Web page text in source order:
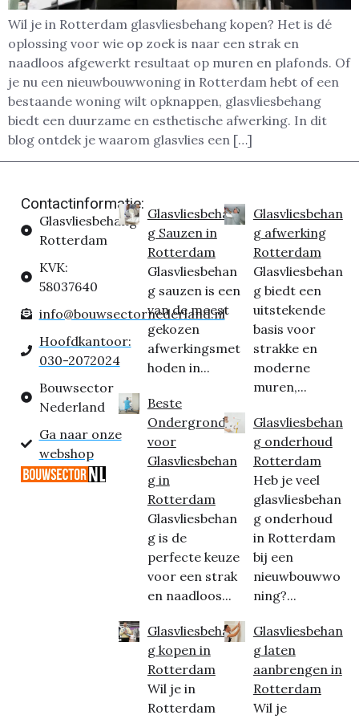
Wil je in Rotterdam glasvliesbehang kopen? Het is dé
oplossing voor wie op zoek is naar een strak en
naadloos afgewerkt resultaat op muren en plafonds. Of
je nu een nieuwbouwwoning in Rotterdam hebt of een
bestaande woning wilt opknappen, glasvliesbehang
biedt een duurzame en esthetische afwerking. In dit
blog ontdek je waarom glasvlies een […]
Contactinformatie:
Glasvliesbehang
Rotterdam
KVK:
58037640
info@bouwsectornederland.nl
Hoofdkantoor:
030-2072024
Bouwsector
Nederland
Ga naar onze
webshop
Glasvliesbehan
g Sauzen in
Rotterdam
Glasvliesbehan
g sauzen is een
van de meest
gekozen
afwerkingsmet
hoden in...
Beste
Ondergrond
voor
Glasvliesbehan
g in
Rotterdam
Glasvliesbehan
g is de
perfecte keuze
voor een strak
en naadloos...
Glasvliesbehan
g kopen in
Rotterdam
Wil je in
Rotterdam
Glasvliesbehan
g afwerking
Rotterdam
Glasvliesbehan
g biedt een
uitstekende
basis voor
strakke en
moderne
muren,...
Glasvliesbehan
g onderhoud
Rotterdam
Heb je veel
glasvliesbehan
g onderhoud
in Rotterdam
bij een
nieuwbouwwo
ning?...
Glasvliesbehan
g laten
aanbrengen in
Rotterdam
Wil je